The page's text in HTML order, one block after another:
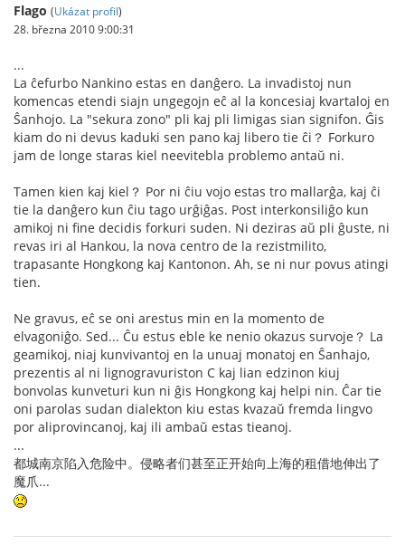
Flago (Ukázat profil)
28. března 2010 9:00:31
...
La ĉefurbo Nankino estas en danĝero. La invadistoj nun
komencas etendi siajn ungegojn eĉ al la koncesiaj kvartaloj en
Ŝanhojo. La "sekura zono" pli kaj pli limigas sian signifon. Ĝis
kiam do ni devus kaduki sen pano kaj libero tie ĉi？ Forkuro
jam de longe staras kiel neevitebla problemo antaŭ ni.
Tamen kien kaj kiel？ Por ni ĉiu vojo estas tro mallarĝa, kaj ĉi
tie la danĝero kun ĉiu tago urĝiĝas. Post interkonsiliĝo kun
amikoj ni fine decidis forkuri suden. Ni deziras aŭ pli ĝuste, ni
revas iri al Hankou, la nova centro de la rezistmilito,
trapasante Hongkong kaj Kantonon. Ah, se ni nur povus atingi
tien.
Ne gravus, eĉ se oni arestus min en la momento de
elvagoniĝo. Sed... Ĉu estus eble ke nenio okazus survoje？ La
geamikoj, niaj kunvivantoj en la unuaj monatoj en Ŝanhajo,
prezentis al ni lignogravuriston C kaj lian edzinon kiuj
bonvolas kunveturi kun ni ĝis Hongkong kaj helpi nin. Ĉar tie
oni parolas sudan dialekton kiu estas kvazaŭ fremda lingvo
por aliprovincanoj, kaj ili ambaŭ estas tieanoj.
...
都城南京陷入危险中。侵略者们甚至正开始向上海的租借地伸出了
魔爪...